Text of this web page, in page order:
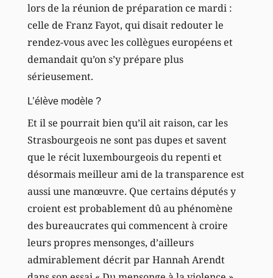
lors de la réunion de préparation ce mardi :
celle de Franz Fayot, qui disait redouter le
rendez-vous avec les collègues européens et
demandait qu’on s’y prépare plus
sérieusement.
L’élève modèle ?
Et il se pourrait bien qu’il ait raison, car les
Strasbourgeois ne sont pas dupes et savent
que le récit luxembourgeois du repenti et
désormais meilleur ami de la transparence est
aussi une manœuvre. Que certains députés y
croient est probablement dû au phénomène
des bureaucrates qui commencent à croire
leurs propres mensonges, d’ailleurs
admirablement décrit par Hannah Arendt